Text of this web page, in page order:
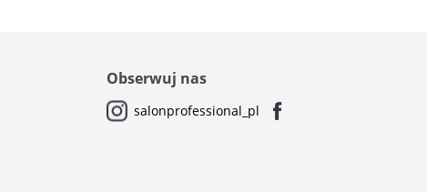
Obserwuj nas
salonprofessional_pl